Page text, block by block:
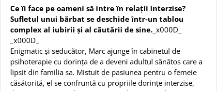
Ce îi face pe oameni să intre în relații interzise?
Sufletul unui bărbat se deschide într-un tablou
complex al iubirii și al căutării de sine. _x000D_
_x000D_
Enigmatic și seducător, Marc ajunge în cabinetul de
psihoterapie cu dorința de a deveni adultul sănătos care a
lipsit din familia sa. Mistuit de pasiunea pentru o femeie
căsătorită, el se confruntă cu propriile dorințe interzise,